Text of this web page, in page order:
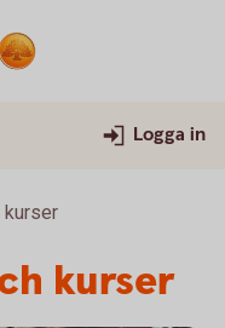
Logga in
kurser
kurser